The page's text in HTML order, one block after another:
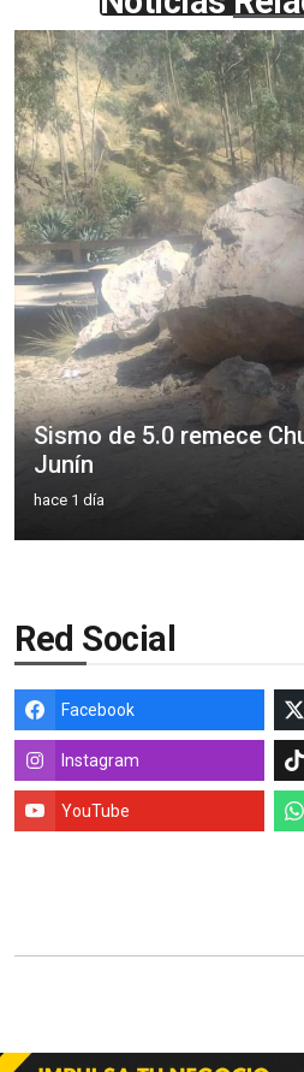
Sismo de 5.0 remece
Junín
hace 1 día
Red Social
Facebook
Instagram
YouTube